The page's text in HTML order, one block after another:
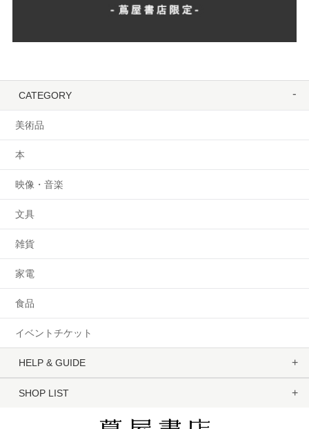
CATEGORY
美術品
本
映像・音楽
文具
雑貨
家電
食品
イベントチケット
HELP & GUIDE
SHOP LIST